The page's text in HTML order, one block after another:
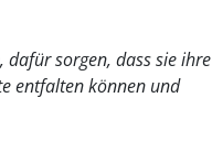
dafür sorgen, dass sie ihre
entfalten können und